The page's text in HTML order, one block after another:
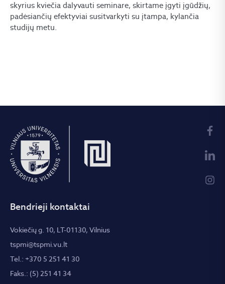
skyrius kviečia dalyvauti seminare, skirtame įgyti įgūdžių,
padėsiančių efektyviai susitvarkyti su įtampa, kylančia
studijų metu.
Bendrieji kontaktai
Vokiečių g. 10, LT-01130, Vilnius
tspmi@tspmi.vu.lt
Tel.: +370 5 251 41 30
Faks.: (5) 251 41 34